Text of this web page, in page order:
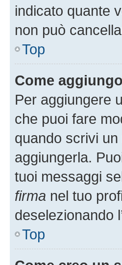
indicato quante
non può
Top
Come
Per aggiungere
che puoi fare
quando scrivi
aggiungerla.
tuoi messaggi
firma nel tuo
deselezionando
Top